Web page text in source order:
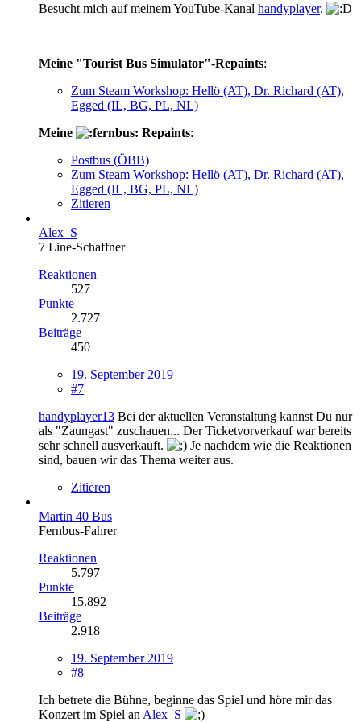
Besucht mich auf meinem YouTube-Kanal handyplayer.
Meine "Tourist Bus Simulator"-Repaints:
Zum Steam Workshop: Hellö (AT), Dr. Richard (AT),
Egged (IL, BG, PL, NL)
Meine
Repaints:
Postbus (ÖBB)
Zum Steam Workshop: Hellö (AT), Dr. Richard (AT),
Egged (IL, BG, PL, NL)
Zitieren
Alex_S
7 Line-Schaffner
Reaktionen
527
Punkte
2.727
Beiträge
450
19. September 2019
#7
handyplayer13 Bei der aktuellen Veranstaltung kannst Du nur
als "Zaungast" zuschauen... Der Ticketvorverkauf war bereits
sehr schnell ausverkauft.
Je nachdem wie die Reaktionen
sind, bauen wir das Thema weiter aus.
Zitieren
Martin 40 Bus
Fernbus-Fahrer
Reaktionen
5.797
Punkte
15.892
Beiträge
2.918
19. September 2019
#8
Ich betrete die Bühne, beginne das Spiel und höre mir das
Konzert im Spiel an Alex_S